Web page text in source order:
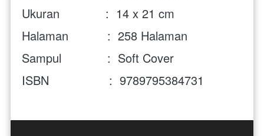
Ukuran             :  14 x 21 cm
Halaman           :  258 Halaman
Sampul             :  Soft Cover
ISBN                 : 9789795384731